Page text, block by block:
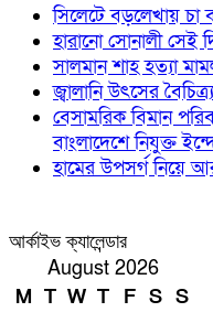
সিলেটে বড়লেখায় চা
হারানো সোনালী সেই
সালমান শাহ হত্যা
জ্বালানি উৎসের
বেসামরিক বিমান
বাংলাদেশে নিযুক্ত
হামের উপসর্গ নিয়ে
আর্কাইভ ক্যালেন্ডার
August 2026
M T W T F S S